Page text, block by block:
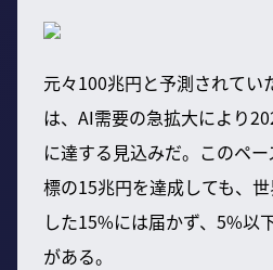
元々100兆円と予測されてい
は、AI需要の急拡大により
に達する見込みだ。このペ
標の15兆円を達成しても、
した15%には届かず、5%以
がある。